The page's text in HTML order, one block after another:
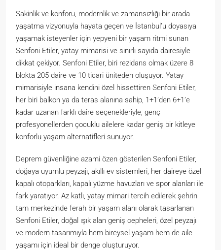
Sakinlik ve konforu, modernlik ve zamansızlığı bir arada
yaşatma vizyonuyla hayata geçen ve İstanbul’u doyasıya
yaşamak isteyenler için yepyeni bir yaşam ritmi sunan
Senfoni Etiler, yatay mimarisi ve sınırlı sayıda dairesiyle
dikkat çekiyor. Senfoni Etiler, biri rezidans olmak üzere 8
blokta 205 daire ve 10 ticari üniteden oluşuyor. Yatay
mimarisiyle insana kendini özel hissettiren Senfoni Etiler,
her biri balkon ya da teras alanına sahip, 1+1’den 6+1’e
kadar uzanan farklı daire seçenekleriyle, genç
profesyonellerden çocuklu ailelere kadar geniş bir kitleye
konforlu yaşam alternatifleri sunuyor.
Deprem güvenliğine azami özen gösterilen Senfoni Etiler,
doğaya uyumlu peyzajı, akıllı ev sistemleri, her daireye özel
kapalı otoparkları, kapalı yüzme havuzları ve spor alanları ile
fark yaratıyor. Az katlı, yatay mimari tercih edilerek şehrin
tam merkezinde ferah bir yaşam alanı olarak tasarlanan
Senfoni Etiler, doğal ışık alan geniş cepheleri, özel peyzajı
ve modern tasarımıyla hem bireysel yaşam hem de aile
yaşamı için ideal bir denge oluşturuyor.